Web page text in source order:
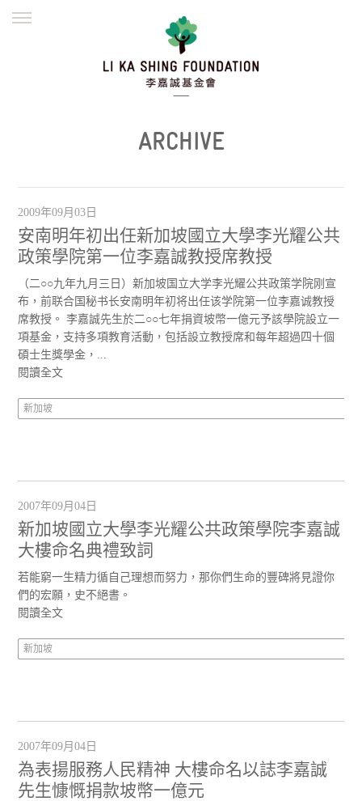
繁體
ARCHIVE
2009年09月03日
安南明年初出任新加坡國立大學李光耀公共
政策學院第一位李嘉誠教授席教授
（二○○九年九月三日）新加坡国立大学李光耀公共政策学院刚宣
布，前联合国秘书长安南明年初将出任该学院第一位李嘉诚教授
席教授。 李嘉誠先生於二○○七年捐資坡幣一億元予該學院設立一
項基金，支持多項教育活動，包括設立教授席和每年超過四十個
碩士生獎學金，...
閱讀全文
新加坡
2007年09月04日
新加坡國立大學李光耀公共政策學院李嘉誠
大樓命名典禮致詞
若能窮一生精力循自己理想而努力，那你們生命的豐碑將見證你
們的宏願，史不絕書。
閱讀全文
新加坡
2007年09月04日
為表揚服務人民精神 大樓命名以誌李嘉誠
先生慷慨捐款坡幣一億元